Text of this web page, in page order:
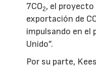
7CO2, el
exportación de
impulsando en el
Unido”.
Por su parte,